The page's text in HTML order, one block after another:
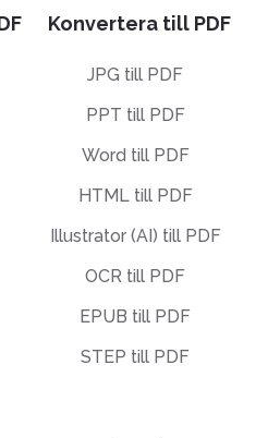
Konvertera till PDF
JPG till PDF
PPT till PDF
Word till PDF
HTML till PDF
Illustrator (AI) till PDF
OCR till PDF
EPUB till PDF
STEP till PDF